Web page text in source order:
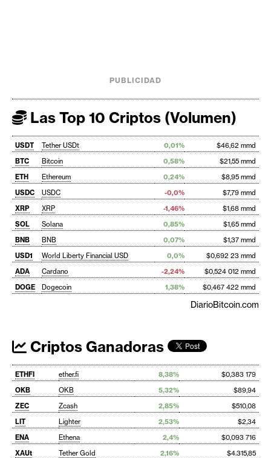
PUBLICIDAD
Las Top 10 Criptos (Volumen)
USDT Tether USDt 0,01%
$46,62 mmd
BTC
Bitcoin 0,58%
$21,55 mmd
ETH
Ethereum 0,24%
$8,95 mmd
USDC
USDC -0,0%
$7,79 mmd
XRP
XRP -1,46%
$1,68 mmd
SOL
Solana 0,85%
$1,65 mmd
BNB
BNB 0,07%
$1,37 mmd
USD1
World Liberty Financial USD 0,0%
$0,692 23 mmd
ADA
Cardano -2,24%
$0,524 012 mmd
DOGE
Dogecoin 1,38% $0,467 422 mmd
DiarioBitcoin.com
Criptos Ganadoras
ETHFI ether.fi 8,38%
$0,383 179
OKB
OKB 5,32%
$89,94
ZEC
Zcash 2,85%
$510,08
LIT
Lighter 2,53%
$2,34
ENA
Ethena 2,4%
$0,093 716
XAUt
Tether Gold 2,16%
$4.315,85